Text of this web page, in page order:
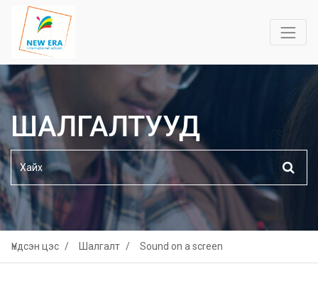
ШАЛГАЛТУУД
Үндсэн цэс Шалгалт Sound on a screen